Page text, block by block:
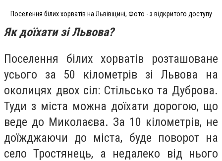
Поселення білих хорватів на Львівщині, Фото - з відкритого доступу
Як доїхати зі Львова?
Поселення білих хорватів розташоване
усього за 50 кілометрів зі Львова на
околицях двох сіл: Стільсько та Дуброва.
Туди з міста можна доїхати дорогою, що
веде до Миколаєва. За 10 кілометрів, не
доїжджаючи до міста, буде поворот на
село Тростянець, а недалеко від нього